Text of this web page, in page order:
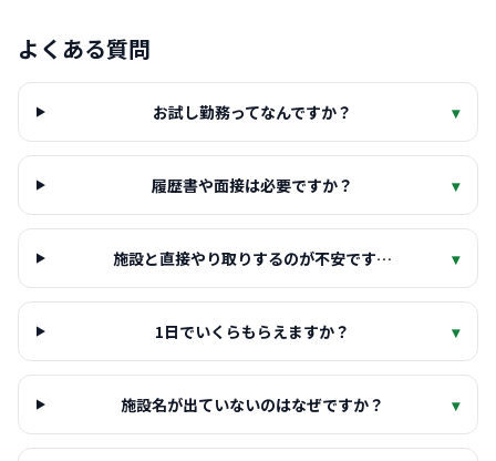
よくある質問
お試し勤務ってなんですか？ ▾
履歴書や面接は必要ですか？ ▾
施設と直接やり取りするのが不安です… ▾
1日でいくらもらえますか？ ▾
施設名が出ていないのはなぜですか？ ▾